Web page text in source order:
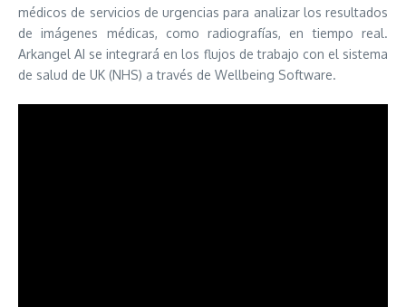
médicos de servicios de urgencias para analizar los resultados
de imágenes médicas, como radiografías, en tiempo real.
Arkangel AI se integrará en los flujos de trabajo con el sistema
de salud de UK (NHS) a través de Wellbeing Software.